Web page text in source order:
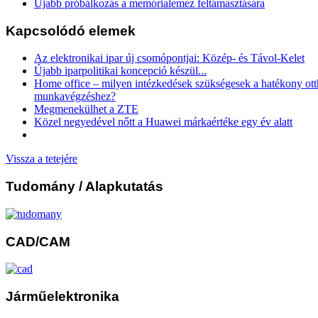
Újabb próbálkozás a memórialemez feltámasztására
Kapcsolódó elemek
Az elektronikai ipar új csomópontjai: Közép- és Távol-Kelet
Újabb iparpolitikai koncepció készül...
Home office – milyen intézkedések szükségesek a hatékony
munkavégzéshez?
Megmenekülhet a ZTE
Közel negyedével nőtt a Huawei márkaértéke egy év alatt
Vissza a tetejére
Tudomány / Alapkutatás
CAD/CAM
Járműelektronika